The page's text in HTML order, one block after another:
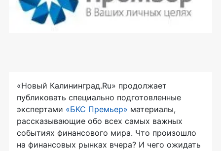
«Новый Калининград.Ru» продолжает
публиковать специально подготовленные
экспертами «БКС Премьер» материалы,
рассказывающие обо всех самых важных
событиях финансового мира. Что произошло
на финансовых рынках вчера? И чего ожидать